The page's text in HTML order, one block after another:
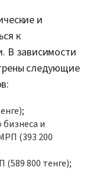
и
к
В зависимости
следующие
и
(393 200
(589 800 тенге);